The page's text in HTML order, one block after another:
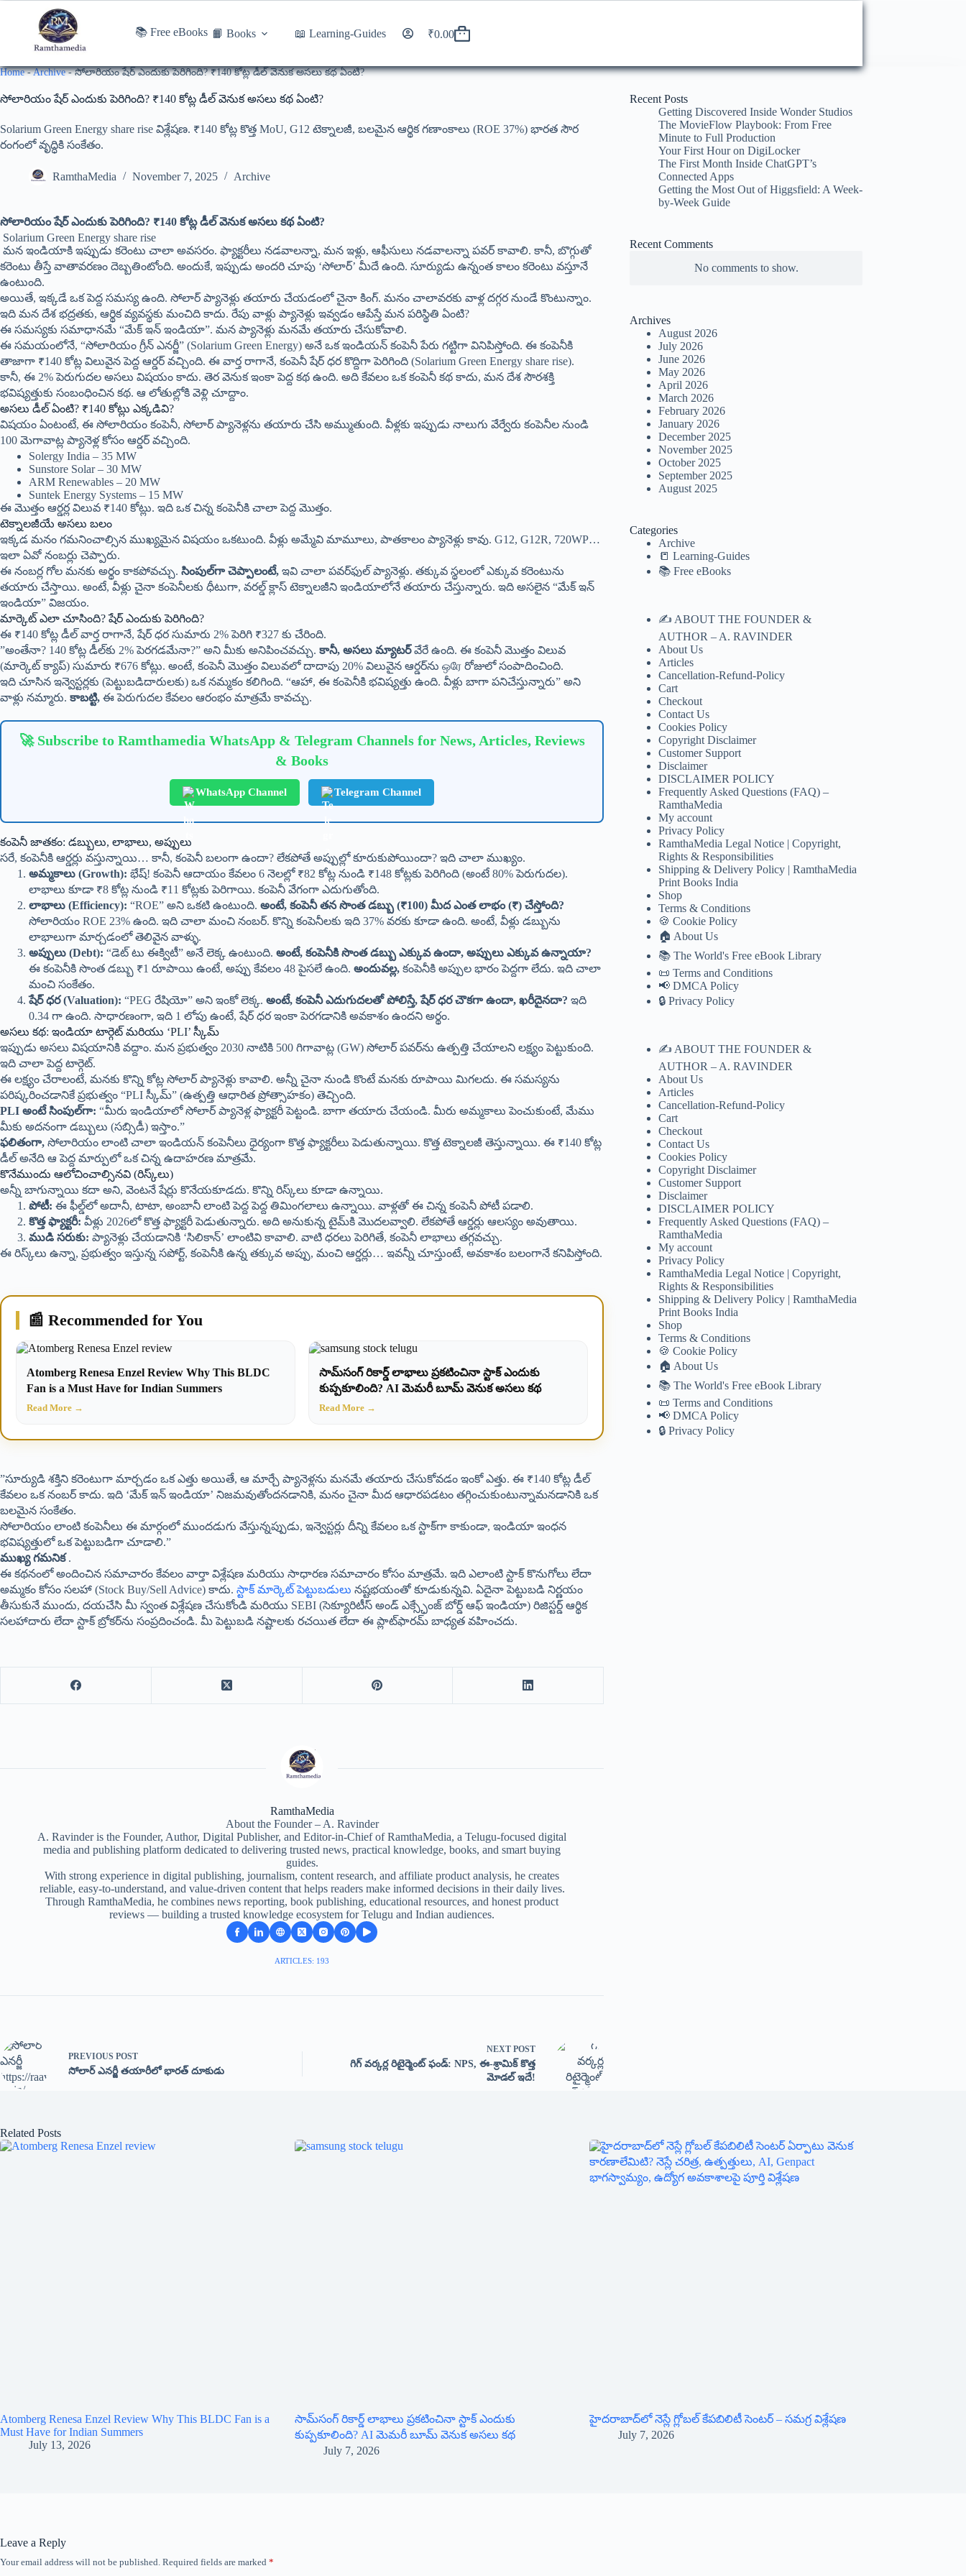
📚 Free eBooks 📙 Books 📖 Learning-Guides ₹0.00
Home-Archive-సోలారియం షేర్ ఎందుకు పెరిగింది? ₹140 కోట్ల డీల్ వెనుక అసలు కథ ఏంటి?
సోలారియం షేర్ ఎందుకు పెరిగింది? ₹140 కోట్ల డీల్ వెనుక అసలు కథ ఏంటి?
Solarium Green Energy share rise విశ్లేషణ. ₹140 కోట్ల కొత్త MoU, G12 టెక్నాలజీ, బలమైన ఆర్థిక గణాంకాలు (ROE 37%) భారత సౌర
రంగంలో వృద్ధికి సంకేతం.
RamthaMedia November 7, 2025 Archive
సోలారియం షేర్ ఎందుకు పెరిగింది? ₹140 కోట్ల డీల్ వెనుక అసలు కథ ఏంటి?
​ Solarium Green Energy share rise
​ మన ఇండియాకి ఇప్పుడు కరెంటు చాలా అవసరం. ఫ్యాక్టరీలు నడవాలన్నా, మన ఇళ్లు, ఆఫీసులు నడవాలన్నా పవర్ కావాలి. కానీ, బొగ్గుతో
కరెంటు తీస్తే వాతావరణం దెబ్బతింటోంది. అందుకే, ఇప్పుడు అందరి చూపు ‘సోలార్’ మీదే ఉంది. సూర్యుడు ఉన్నంత కాలం కరెంటు వస్తూనే
ఉంటుంది.
​అయితే, ఇక్కడే ఒక పెద్ద సమస్య ఉంది. సోలార్ ప్యానెళ్లు తయారు చేయడంలో చైనా కింగ్. మనం చాలావరకు వాళ్ల దగ్గర నుండే కొంటున్నాం.
ఇది మన దేశ భద్రతకు, ఆర్థిక వ్యవస్థకు మంచిది కాదు. రేపు వాళ్లు ప్యానెళ్లు ఇవ్వడం ఆపేస్తే మన పరిస్థితి ఏంటి?
​ఈ సమస్యకు సమాధానమే “మేక్ ఇన్ ఇండియా”. మన ప్యానెళ్లు మనమే తయారు చేసుకోవాలి.
​ఈ సమయంలోనే, “సోలారియం గ్రీన్ ఎనర్జీ” (Solarium Green Energy) అనే ఒక ఇండియన్ కంపెనీ పేరు గట్టిగా వినిపిస్తోంది. ఈ కంపెనీకి
తాజాగా ₹140 కోట్ల విలువైన పెద్ద ఆర్డర్ వచ్చింది. ఈ వార్త రాగానే, కంపెనీ షేర్ ధర కొద్దిగా పెరిగింది (Solarium Green Energy share rise).
​కానీ, ఈ 2% పెరుగుదల అసలు విషయం కాదు. తెర వెనుక ఇంకా పెద్ద కథ ఉంది. అది కేవలం ఒక కంపెనీ కథ కాదు, మన దేశ సౌరశక్తి
భవిష్యత్తుకు సంబంధించిన కథ. ఆ లోతుల్లోకి వెళ్లి చూద్దాం.
​అసలు డీల్ ఏంటి? ₹140 కోట్లు ఎక్కడివి?
​విషయం ఏంటంటే, ఈ సోలారియం కంపెనీ, సోలార్ ప్యానెళ్లను తయారు చేసి అమ్ముతుంది. వీళ్లకు ఇప్పుడు నాలుగు వేర్వేరు కంపెనీల నుండి
100 మెగావాట్ల ప్యానెళ్ల కోసం ఆర్డర్ వచ్చింది.
​Solergy India – 35 MW
​Sunstore Solar – 30 MW
​ARM Renewables – 20 MW
​Suntek Energy Systems – 15 MW
​ఈ మొత్తం ఆర్డర్ల విలువ ₹140 కోట్లు. ఇది ఒక చిన్న కంపెనీకి చాలా పెద్ద మొత్తం.
​టెక్నాలజీయే అసలు బలం
​ఇక్కడ మనం గమనించాల్సిన ముఖ్యమైన విషయం ఒకటుంది. వీళ్లు అమ్మేవి మామూలు, పాతకాలం ప్యానెళ్లు కావు. G12, G12R, 720WP…
ఇలా ఏవో నంబర్లు చెప్పారు.
​ఈ నంబర్ల గోల మనకు అర్థం కాకపోవచ్చు. సింపుల్‌గా చెప్పాలంటే, ఇవి చాలా పవర్‌ఫుల్ ప్యానెళ్లు. తక్కువ స్థలంలో ఎక్కువ కరెంటును
తయారు చేస్తాయి. అంటే, వీళ్లు చైనా కంపెనీలకు ధీటుగా, వరల్డ్ క్లాస్ టెక్నాలజీని ఇండియాలోనే తయారు చేస్తున్నారు. ఇది అసలైన “మేక్ ఇన్
ఇండియా” విజయం.
​మార్కెట్ ఎలా చూసింది? షేర్ ఎందుకు పెరిగింది?
​ఈ ₹140 కోట్ల డీల్ వార్త రాగానే, షేర్ ధర సుమారు 2% పెరిగి ₹327 కు చేరింది.
​”అంతేనా? 140 కోట్ల డీల్‌కు 2% పెరగడమేనా?” అని మీకు అనిపించవచ్చు. కానీ, అసలు మ్యాటర్వేరే ఉంది. ఈ కంపెనీ మొత్తం విలువ
(మార్కెట్ క్యాప్) సుమారు ₹676 కోట్లు. అంటే, కంపెనీ మొత్తం విలువలో దాదాపు 20% విలువైన ఆర్డర్‌ను ஒரே రోజులో సంపాదించింది.
​ఇది చూసిన ఇన్వెస్టర్లకు (పెట్టుబడిదారులకు) ఒక నమ్మకం కలిగింది. “ఆహా, ఈ కంపెనీకి భవిష్యత్తు ఉంది. వీళ్లు బాగా పనిచేస్తున్నారు” అని
వాళ్లు నమ్మారు. కాబట్టి, ఈ పెరుగుదల కేవలం ఆరంభం మాత్రమే కావచ్చు.
🚀 Subscribe to Ramthamedia WhatsApp & Telegram Channels for News, Articles, Reviews
& Books
WhatsApp Channel Telegram Channel
​కంపెనీ జాతకం: డబ్బులు, లాభాలు, అప్పులు
​సరే, కంపెనీకి ఆర్డర్లు వస్తున్నాయి… కానీ, కంపెనీ బలంగా ఉందా? లేకపోతే అప్పుల్లో కూరుకుపోయిందా? ఇది చాలా ముఖ్యం.
అమ్మకాలు (Growth): భేష్! కంపెనీ ఆదాయం కేవలం 6 నెలల్లో ₹82 కోట్ల నుండి ₹148 కోట్లకు పెరిగింది (అంటే 80% పెరుగుదల).
లాభాలు కూడా ₹8 కోట్ల నుండి ₹11 కోట్లకు పెరిగాయి. కంపెనీ వేగంగా ఎదుగుతోంది.
లాభాలు (Efficiency): “ROE” అని ఒకటి ఉంటుంది. అంటే, కంపెనీ తన సొంత డబ్బు (₹100) మీద ఎంత లాభం (₹) చేస్తోంది?
సోలారియం ROE 23% ఉంది. ఇది చాలా మంచి నంబర్. కొన్ని కంపెనీలకు ఇది 37% వరకు కూడా ఉంది. అంటే, వీళ్లు డబ్బును
లాభాలుగా మార్చడంలో తెలివైన వాళ్ళు.
అప్పులు (Debt): “డెట్ టు ఈక్విటీ” అనే లెక్క ఉంటుంది. అంటే, కంపెనీకి సొంత డబ్బు ఎక్కువ ఉందా, అప్పులు ఎక్కువ ఉన్నాయా?
ఈ కంపెనీకి సొంత డబ్బు ₹1 రూపాయి ఉంటే, అప్పు కేవలం 48 పైసలే ఉంది. అందువల్ల, కంపెనీకి అప్పుల భారం పెద్దగా లేదు. ఇది చాలా
మంచి సంకేతం.
షేర్ ధర (Valuation): “PEG రేషియో” అని ఇంకో లెక్క. అంటే, కంపెనీ ఎదుగుదలతో పోలిస్తే, షేర్ ధర చౌకగా ఉందా, ఖరీదైనదా? ఇది
0.34 గా ఉంది. సాధారణంగా, ఇది 1 లోపు ఉంటే, షేర్ ధర ఇంకా పెరగడానికి అవకాశం ఉందని అర్థం.
​అసలు కథ: ఇండియా టార్గెట్ మరియు ‘PLI’ స్కీమ్
​ఇప్పుడు అసలు విషయానికి వద్దాం. మన ప్రభుత్వం 2030 నాటికి 500 గిగావాట్ల (GW) సోలార్ పవర్‌ను ఉత్పత్తి చేయాలని లక్ష్యం పెట్టుకుంది.
ఇది చాలా పెద్ద టార్గెట్.
​ఈ లక్ష్యం చేరాలంటే, మనకు కొన్ని కోట్ల సోలార్ ప్యానెళ్లు కావాలి. అన్నీ చైనా నుండి కొంటే మనకు రూపాయి మిగలదు. ఈ సమస్యను
పరిష్కరించడానికే ప్రభుత్వం “PLI స్కీమ్” (ఉత్పత్తి ఆధారిత ప్రోత్సాహకం) తెచ్చింది.
PLI అంటే సింపుల్‌గా: “మీరు ఇండియాలో సోలార్ ప్యానెళ్ల ఫ్యాక్టరీ పెట్టండి. బాగా తయారు చేయండి. మీరు అమ్మకాలు పెంచుకుంటే, మేము
మీకు అదనంగా డబ్బులు (సబ్సిడీ) ఇస్తాం.”
ఫలితంగా, సోలారియం లాంటి చాలా ఇండియన్ కంపెనీలు ధైర్యంగా కొత్త ఫ్యాక్టరీలు పెడుతున్నాయి. కొత్త టెక్నాలజీ తెస్తున్నాయి. ఈ ₹140 కోట్ల
డీల్ అనేది ఆ పెద్ద మార్పులో ఒక చిన్న ఉదాహరణ మాత్రమే.
​కొనేముందు ఆలోచించాల్సినవి (రిస్క్‌లు)
​అన్నీ బాగున్నాయి కదా అని, వెంటనే షేర్లు కొనేయకూడదు. కొన్ని రిస్క్‌లు కూడా ఉన్నాయి.
పోటీ: ఈ ఫీల్డ్‌లో అదానీ, టాటా, అంబానీ లాంటి పెద్ద పెద్ద తిమింగలాలు ఉన్నాయి. వాళ్లతో ఈ చిన్న కంపెనీ పోటీ పడాలి.
కొత్త ఫ్యాక్టరీ: వీళ్లు 2026లో కొత్త ఫ్యాక్టరీ పెడుతున్నారు. అది అనుకున్న టైమ్‌కి మొదలవ్వాలి. లేకపోతే ఆర్డర్లు ఆలస్యం అవుతాయి.
ముడి సరుకు: ప్యానెళ్లు చేయడానికి ‘సిలికాన్’ లాంటివి కావాలి. వాటి ధరలు పెరిగితే, కంపెనీ లాభాలు తగ్గవచ్చు.
​ఈ రిస్క్‌లు ఉన్నా, ప్రభుత్వం ఇస్తున్న సపోర్ట్, కంపెనీకి ఉన్న తక్కువ అప్పు, మంచి ఆర్డర్లు… ఇవన్నీ చూస్తుంటే, అవకాశం బలంగానే కనిపిస్తోంది.
📰 Recommended for You
Atomberg Renesa Enzel Review Why This BLDC
Fan is a Must Have for Indian Summers
Read More →
సామ్‌సంగ్ రికార్డ్ లాభాలు ప్రకటించినా స్టాక్ ఎందుకు
కుప్పకూలింది? AI మెమరీ బూమ్ వెనుక అసలు కథ
Read More →
​”సూర్యుడి శక్తిని కరెంటుగా మార్చడం ఒక ఎత్తు అయితే, ఆ మార్చే ప్యానెళ్లను మనమే తయారు చేసుకోవడం ఇంకో ఎత్తు. ఈ ₹140 కోట్ల డీల్
కేవలం ఒక నంబర్ కాదు. ఇది ‘మేక్ ఇన్ ఇండియా’ నిజమవుతోందనడానికి, మనం చైనా మీద ఆధారపడటం తగ్గించుకుంటున్నామనడానికి ఒక
బలమైన సంకేతం.
​సోలారియం లాంటి కంపెనీలు ఈ మార్గంలో ముందడుగు వేస్తున్నప్పుడు, ఇన్వెస్టర్లు దీన్ని కేవలం ఒక స్టాక్‌గా కాకుండా, ఇండియా ఇంధన
భవిష్యత్తులో ఒక పెట్టుబడిగా చూడాలి.”
ముఖ్య గమనిక.
​ఈ కథనంలో అందించిన సమాచారం కేవలం వార్తా విశ్లేషణ మరియు సాధారణ సమాచారం కోసం మాత్రమే. ఇది ఎలాంటి స్టాక్ కొనుగోలు లేదా
అమ్మకం కోసం సలహా (Stock Buy/Sell Advice) కాదు. స్టాక్ మార్కెట్ పెట్టుబడులు నష్టభయంతో కూడుకున్నవి. ఏదైనా పెట్టుబడి నిర్ణయం
తీసుకునే ముందు, దయచేసి మీ స్వంత విశ్లేషణ చేసుకోండి మరియు SEBI (సెక్యూరిటీస్ అండ్ ఎక్స్ఛేంజ్ బోర్డ్ ఆఫ్ ఇండియా) రిజిస్టర్డ్ ఆర్థిక
సలహాదారు లేదా స్టాక్ బ్రోకర్‌ను సంప్రదించండి. మీ పెట్టుబడి నష్టాలకు రచయిత లేదా ఈ ప్లాట్‌ఫారమ్ బాధ్యత వహించదు.
RamthaMedia
About the Founder – A. Ravinder
A. Ravinder is the Founder, Author, Digital Publisher, and Editor-in-Chief of RamthaMedia, a Telugu-focused digital
media and publishing platform dedicated to delivering trusted news, practical knowledge, books, and smart buying
guides.
With strong experience in digital publishing, journalism, content research, and affiliate product analysis, he creates
reliable, easy-to-understand, and value-driven content that helps readers make informed decisions in their daily lives.
Through RamthaMedia, he combines news reporting, book publishing, educational resources, and honest product
reviews — building a trusted knowledge ecosystem for Telugu and Indian audiences.
ARTICLES: 193
PREVIOUS POST
సోలార్ ఎనర్జీ తయారీలో భారత్ దూకుడు
NEXT POST
గిగ్ వర్కర్ల రిటైర్మెంట్ ఫండ్: NPS, ఈ-శ్రామిక్ కొత్త
మోడల్ ఇదే!
Recent Posts
Getting Discovered Inside Wonder Studios
The MovieFlow Playbook: From Free
Minute to Full Production
Your First Hour on DigiLocker
The First Month Inside ChatGPT’s
Connected Apps
Getting the Most Out of Higgsfield: A Week-
by-Week Guide
Recent Comments
No comments to show.
Archives
August 2026
July 2026
June 2026
May 2026
April 2026
March 2026
February 2026
January 2026
December 2025
November 2025
October 2025
September 2025
August 2025
Categories
Archive
📒 Learning-Guides
📚 Free eBooks
✍️ ABOUT THE FOUNDER &
AUTHOR – A. RAVINDER
About Us
Articles
Cancellation-Refund-Policy
Cart
Checkout
Contact Us
Cookies Policy
Copyright Disclaimer
Customer Support
Disclaimer
DISCLAIMER POLICY
Frequently Asked Questions (FAQ) –
RamthaMedia
My account
Privacy Policy
RamthaMedia Legal Notice | Copyright,
Rights & Responsibilities
Shipping & Delivery Policy | RamthaMedia
Print Books India
Shop
Terms & Conditions
🍪 Cookie Policy
🏠 About Us
📚 The World's Free eBook Library
📜 Terms and Conditions
📢 DMCA Policy
🔒 Privacy Policy
✍️ ABOUT THE FOUNDER &
AUTHOR – A. RAVINDER
About Us
Articles
Cancellation-Refund-Policy
Cart
Checkout
Contact Us
Cookies Policy
Copyright Disclaimer
Customer Support
Disclaimer
DISCLAIMER POLICY
Frequently Asked Questions (FAQ) –
RamthaMedia
My account
Privacy Policy
RamthaMedia Legal Notice | Copyright,
Rights & Responsibilities
Shipping & Delivery Policy | RamthaMedia
Print Books India
Shop
Terms & Conditions
🍪 Cookie Policy
🏠 About Us
📚 The World's Free eBook Library
📜 Terms and Conditions
📢 DMCA Policy
🔒 Privacy Policy
Related Posts
Atomberg Renesa Enzel Review Why This BLDC Fan is a
Must Have for Indian Summers
July 13, 2026
సామ్‌సంగ్ రికార్డ్ లాభాలు ప్రకటించినా స్టాక్ ఎందుకు
కుప్పకూలింది? AI మెమరీ బూమ్ వెనుక అసలు కథ
July 7, 2026
హైదరాబాద్‌లో నెస్లే గ్లోబల్ కేపబిలిటీ సెంటర్ – సమగ్ర విశ్లేషణ
July 7, 2026
Leave a Reply
Your email address will not be published. Required fields are marked *